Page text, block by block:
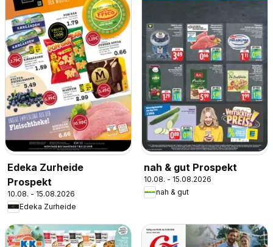
Edeka Zurheide
Prospekt
10.08. - 15.08.2026
Edeka Zurheide
nah & gut Prospekt
10.08. - 15.08.2026
nah & gut